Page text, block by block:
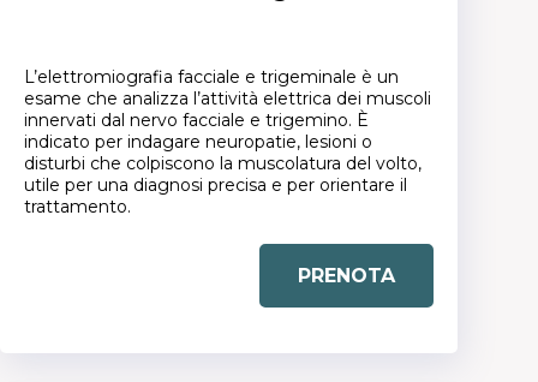
L’elettromiografia facciale e trigeminale è un
esame che analizza l’attività elettrica dei muscoli
innervati dal nervo facciale e trigemino. È
indicato per indagare neuropatie, lesioni o
disturbi che colpiscono la muscolatura del volto,
utile per una diagnosi precisa e per orientare il
trattamento.
PRENOTA